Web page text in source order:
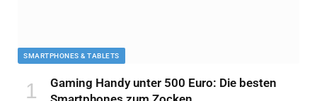
SMARTPHONES & TABLETS
Gaming Handy unter 500 Euro: Die besten